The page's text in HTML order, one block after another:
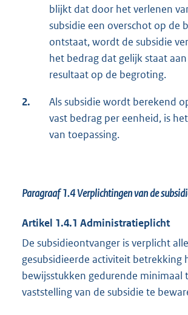
blijkt dat door het verlenen
subsidie een overschot op de
ontstaat, wordt de subsidie
het bedrag dat gelijk staat
resultaat op de begroting.
2.
Als subsidie wordt berekend
vast bedrag per eenheid, is
van toepassing.
Paragraaf 1.4Verplichtingen van de
Artikel 1.4.1 Administratieplicht
De subsidieontvanger is verplicht
gesubsidieerde activiteit betrekking
bewijsstukken gedurende minimaal
vaststelling van de subsidie te